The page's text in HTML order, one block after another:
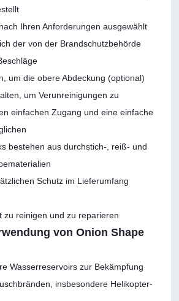
Ihren Anforderungen ausgewählt
der von der Brandschutzbehörde
um die obere Abdeckung (optional)
um Verunreinigungen zu
einfachen Zugang und eine einfache
bestehen aus durchstich-, reiß- und
Schutz im Lieferumfang
zu reinigen und zu reparieren
von Onion Shape
Wasserreservoirs zur Bekämpfung
insbesondere Helikopter-